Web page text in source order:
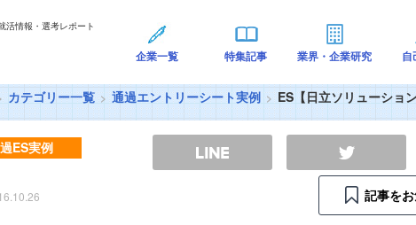
活情報・選考レポート
企業一覧 特集記事 業界・企業研究 自
カテゴリー一覧 通過エントリーシート実例 ES【日立ソリューショ
ES実例
記事を